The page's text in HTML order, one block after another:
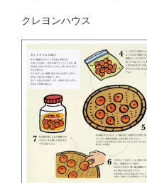
クレヨンハウス